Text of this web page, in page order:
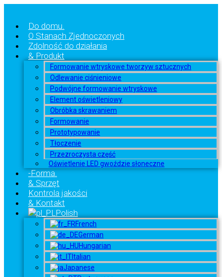
Do domu.
O Stanach Zjednoczonych
Zdolność do działania
& Produkt
Formowanie wtryskowe tworzyw sztucznych
Odlewanie ciśnieniowe
Podwójne formowanie wtryskowe
Element oświetleniowy
Obróbka skrawaniem
Formowanie
Prototypowanie
Tłoczenie
Przezroczysta część
Oświetlenie LED gwoździe słoneczne
-Forma.
& Sprzęt
Kontrola jakości
& Kontakt
Polish
French
German
Hungarian
Italian
Japanese